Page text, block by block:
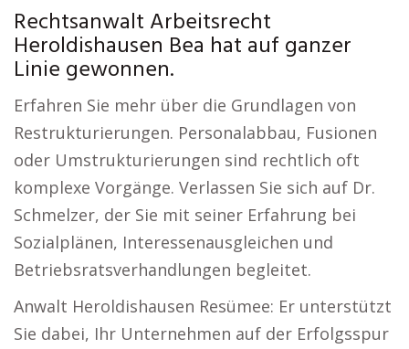
Rechtsanwalt Arbeitsrecht
Heroldishausen Bea hat auf ganzer
Linie gewonnen.
Erfahren Sie mehr über die Grundlagen von
Restrukturierungen. Personalabbau, Fusionen
oder Umstrukturierungen sind rechtlich oft
komplexe Vorgänge. Verlassen Sie sich auf Dr.
Schmelzer, der Sie mit seiner Erfahrung bei
Sozialplänen, Interessenausgleichen und
Betriebsratsverhandlungen begleitet.
Anwalt Heroldishausen Resümee: Er unterstützt
Sie dabei, Ihr Unternehmen auf der Erfolgsspur